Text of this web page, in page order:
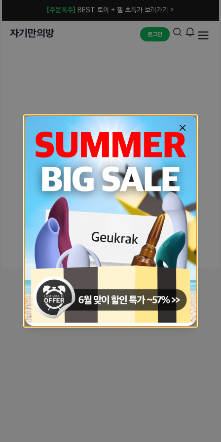
[주문폭주] BEST 토이 + 젤 초특가 보러가기 >
자기만의방 로그인
예상치 못한 에러입니다.